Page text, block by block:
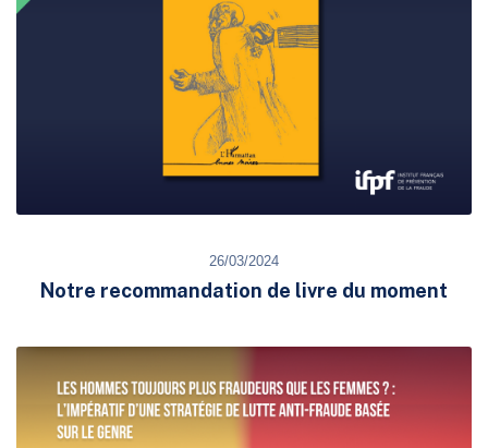
26/03/2024
Notre recommandation de livre du moment